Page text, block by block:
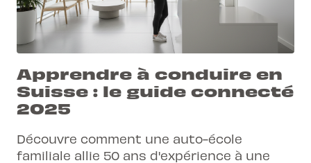
Apprendre à conduire en
Suisse : le guide connecté
2025
Découvre comment une auto-école
familiale allie 50 ans d'expérience à une